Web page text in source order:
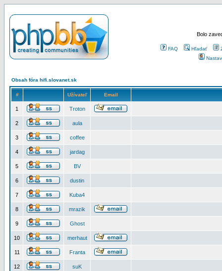
Bolo
FAQ Hľadať
Obsah fóra hifi.slovanet.sk
# Užívateľ Email
1 Troton
2 aula
3 coffee
4 jardag
5 BV
6 dustin
7 Kuba4
8 mrazik
9 Ghost
10 merhaut
11 Franta
12 suK